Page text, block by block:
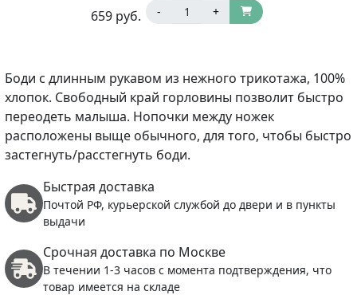
659 руб. - +
Боди с длинным рукавом из нежного трикотажа, 100%
хлопок. Свободный край горловины позволит быстро
переодеть малыша. Нопочки между ножек
расположены выще обычного, для того, чтобы быстро
застегнуть/расстегнуть боди.
Быстрая доставка
Почтой РФ, курьерской службой до двери и в пункты
выдачи
Срочная доставка по Москве
В течении 1-3 часов с момента подтверждения, что
товар имеется на складе